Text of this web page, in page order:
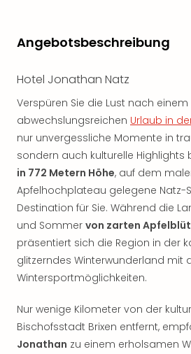
Angebotsbeschreibung
Hotel Jonathan Natz
Verspüren Sie die Lust nach einem
abwechslungsreichen Urlaub in
nur unvergessliche Momente in
sondern auch kulturelle Highlights
in 772 Metern Höhe, auf dem
Apfelhochplateau gelegene Natz-
Destination für Sie. Während die
und Sommer von zarten
präsentiert sich die Region in der
glitzerndes Winterwunderland mit
Wintersportmöglichkeiten.
Nur wenige Kilometer von der
Bischofsstadt Brixen entfernt,
Jonathan zu einem erholsamen